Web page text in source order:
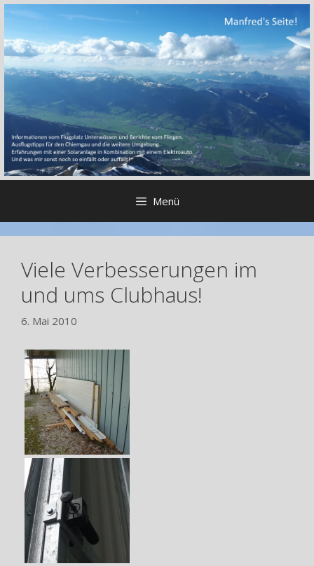
Zum
springen
Menü
Viele Verbesserungen im
und ums Clubhaus!
6. Mai 2010